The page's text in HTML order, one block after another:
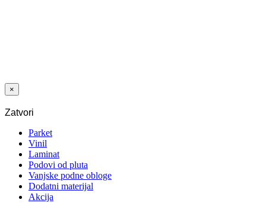
×
Zatvori
Parket
Vinil
Laminat
Podovi od pluta
Vanjske podne obloge
Dodatni materijal
Akcija